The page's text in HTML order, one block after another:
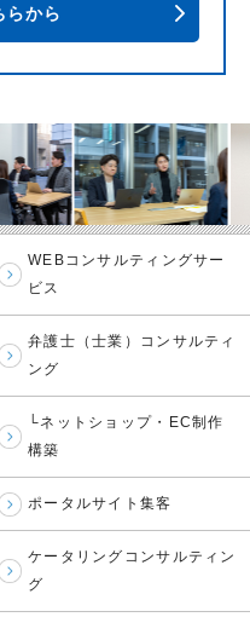
らから
WEBコンサルティングサー
ビス
弁護士（士業）コンサルティ
ング
└ネットショップ・EC制作
構築
ポータルサイト集客
ケータリングコンサルティン
グ